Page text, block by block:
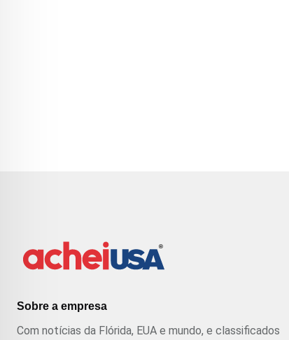
Sobre a empresa
Com notícias da Flórida, EUA e mundo, e classificados